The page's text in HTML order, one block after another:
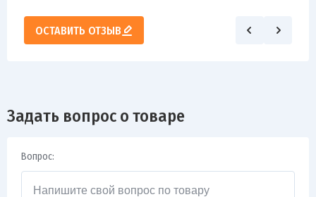
ОСТАВИТЬ ОТЗЫВ
Задать вопрос о товаре
Вопрос: